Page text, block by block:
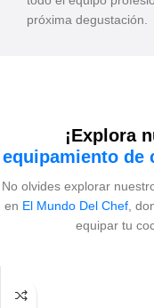
próxima degustación.
¡Explora
equipamiento de
No olvides explorar
en El Mundo Del Chef,
equipar tu